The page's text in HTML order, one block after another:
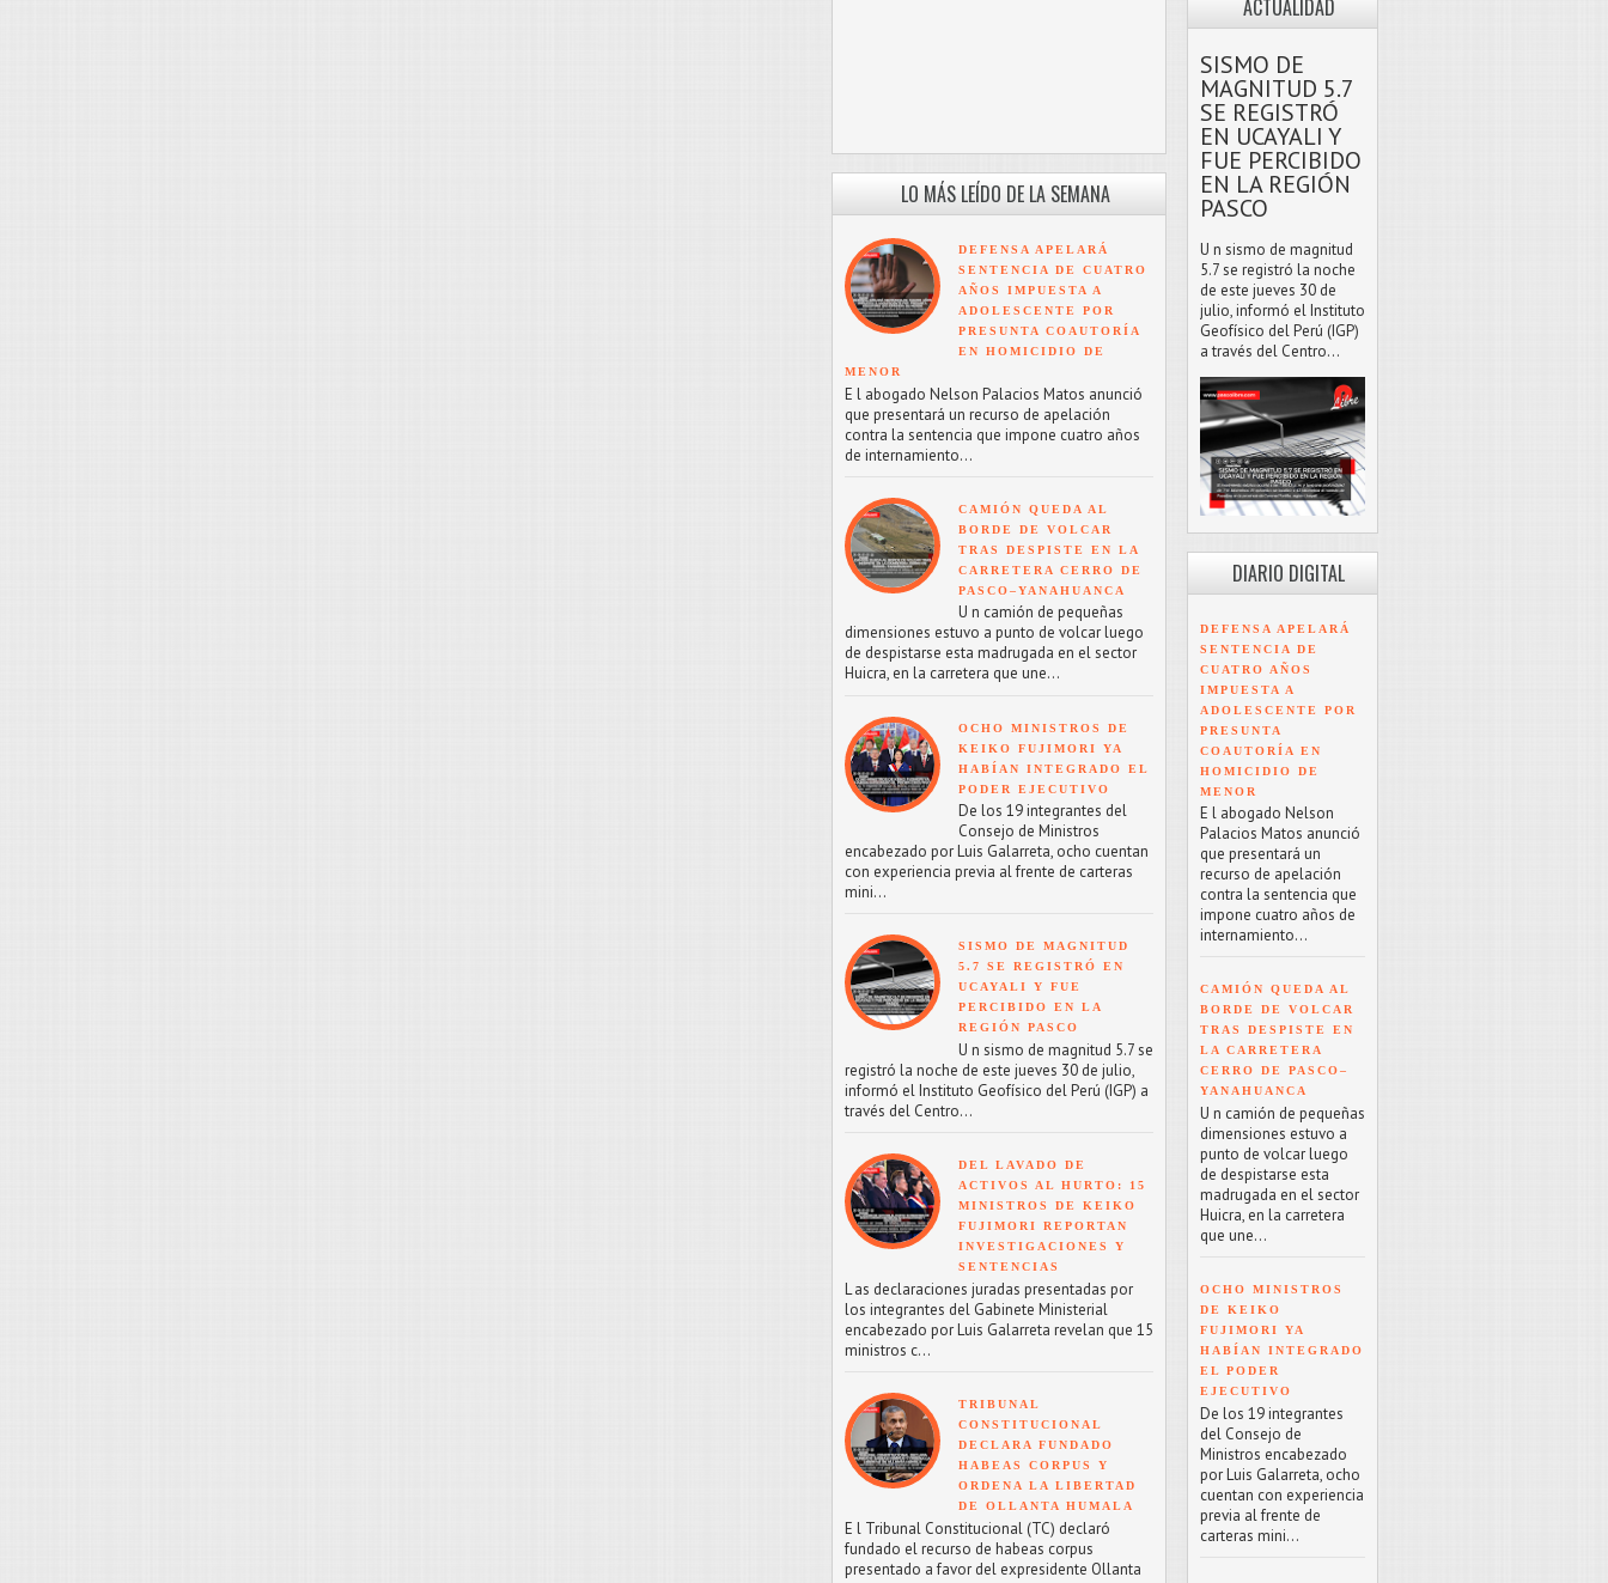
LO MÁS LEÍDO DE LA SEMANA
DEFENSA APELARÁ
SENTENCIA DE CUATRO
AÑOS IMPUESTA A
ADOLESCENTE POR
PRESUNTA COAUTORÍA
EN HOMICIDIO DE
MENOR
E l abogado Nelson Palacios Matos anunció
que presentará un recurso de apelación
contra la sentencia que impone cuatro años
de internamiento...
CAMIÓN QUEDA AL
BORDE DE VOLCAR
TRAS DESPISTE EN LA
CARRETERA CERRO DE
PASCO–YANAHUANCA
U n camión de pequeñas
dimensiones estuvo a punto de volcar luego
de despistarse esta madrugada en el sector
Huicra, en la carretera que une...
OCHO MINISTROS DE
KEIKO FUJIMORI YA
HABÍAN INTEGRADO EL
PODER EJECUTIVO
De los 19 integrantes del
Consejo de Ministros
encabezado por Luis Galarreta, ocho cuentan
con experiencia previa al frente de carteras
mini...
SISMO DE MAGNITUD
5.7 SE REGISTRÓ EN
UCAYALI Y FUE
PERCIBIDO EN LA
REGIÓN PASCO
U n sismo de magnitud 5.7 se
registró la noche de este jueves 30 de julio,
informó el Instituto Geofísico del Perú (IGP) a
través del Centro...
DEL LAVADO DE
ACTIVOS AL HURTO: 15
MINISTROS DE KEIKO
FUJIMORI REPORTAN
INVESTIGACIONES Y
SENTENCIAS
L as declaraciones juradas presentadas por
los integrantes del Gabinete Ministerial
encabezado por Luis Galarreta revelan que 15
ministros c...
TRIBUNAL
CONSTITUCIONAL
DECLARA FUNDADO
HABEAS CORPUS Y
ORDENA LA LIBERTAD
DE OLLANTA HUMALA
E l Tribunal Constitucional (TC) declaró
fundado el recurso de habeas corpus
presentado a favor del expresidente Ollanta
ACTUALIDAD
SISMO DE
MAGNITUD 5.7
SE REGISTRÓ
EN UCAYALI Y
FUE PERCIBIDO
EN LA REGIÓN
PASCO
U n sismo de magnitud
5.7 se registró la noche
de este jueves 30 de
julio, informó el Instituto
Geofísico del Perú (IGP)
a través del Centro...
DIARIO DIGITAL
DEFENSA APELARÁ
SENTENCIA DE
CUATRO AÑOS
IMPUESTA A
ADOLESCENTE POR
PRESUNTA
COAUTORÍA EN
HOMICIDIO DE
MENOR
E l abogado Nelson
Palacios Matos anunció
que presentará un
recurso de apelación
contra la sentencia que
impone cuatro años de
internamiento...
CAMIÓN QUEDA AL
BORDE DE VOLCAR
TRAS DESPISTE EN
LA CARRETERA
CERRO DE PASCO–
YANAHUANCA
U n camión de pequeñas
dimensiones estuvo a
punto de volcar luego
de despistarse esta
madrugada en el sector
Huicra, en la carretera
que une...
OCHO MINISTROS
DE KEIKO
FUJIMORI YA
HABÍAN INTEGRADO
EL PODER
EJECUTIVO
De los 19 integrantes
del Consejo de
Ministros encabezado
por Luis Galarreta, ocho
cuentan con experiencia
previa al frente de
carteras mini...